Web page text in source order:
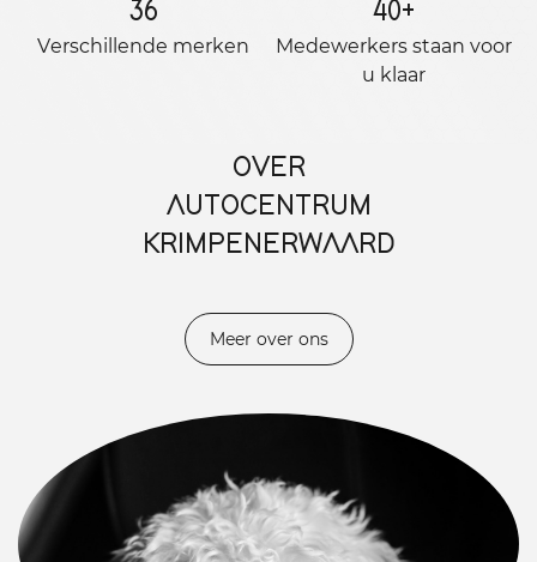
36
Verschillende merken
40+
Medewerkers staan ​​voor
u klaar
OVER
AUTOCENTRUM
KRIMPENERWAARD
Meer over ons